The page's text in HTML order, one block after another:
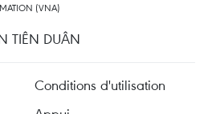
(VNA)
TIÊN DUÂN
Conditions d'utilisation